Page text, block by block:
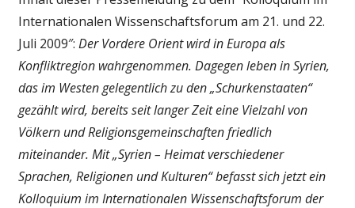
Internationalen Wissenschaftsforum am 21. und 22.
Juli 2009″: Der Vordere Orient wird in Europa als
Konfliktregion wahrgenommen. Dagegen leben in Syrien,
das im Westen gelegentlich zu den „Schurkenstaaten“
gezählt wird, bereits seit langer Zeit eine Vielzahl von
Völkern und Religionsgemeinschaften friedlich
miteinander. Mit „Syrien – Heimat verschiedener
Sprachen, Religionen und Kulturen“ befasst sich jetzt ein
Kolloquium im Internationalen Wissenschaftsforum der